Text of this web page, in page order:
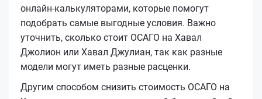
онлайн-калькуляторами, которые помогут
подобрать самые выгодные условия. Важно
уточнить, сколько стоит ОСАГО на Хавал
Джолион или Хавал Джулиан, так как разные
модели могут иметь разные расценки.
Другим способом снизить стоимость ОСАГО на